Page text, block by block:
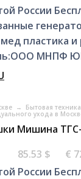
России
пластика
МНПФ
→ Бытовая
ухода в
Мишина
85.53 $
€
России